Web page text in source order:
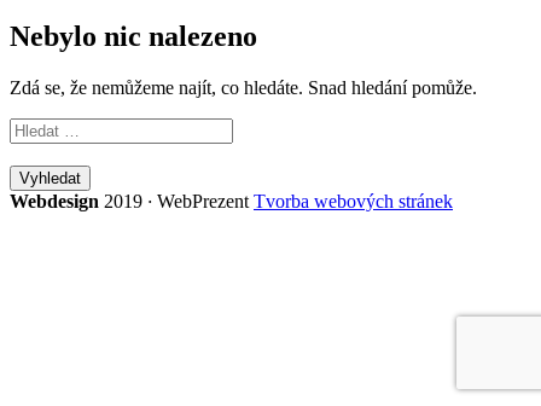
Nebylo nic nalezeno
Zdá se, že nemůžeme najít, co hledáte. Snad hledání pomůže.
Vyhledat
Webdesign 2019 · WebPrezent Tvorba webových stránek